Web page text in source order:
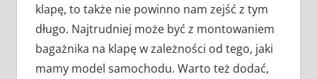
klapę, to także nie powinno nam zejść z tym
długo. Najtrudniej może być z montowaniem
bagażnika na klapę w zależności od tego, jaki
mamy model samochodu. Warto też dodać,